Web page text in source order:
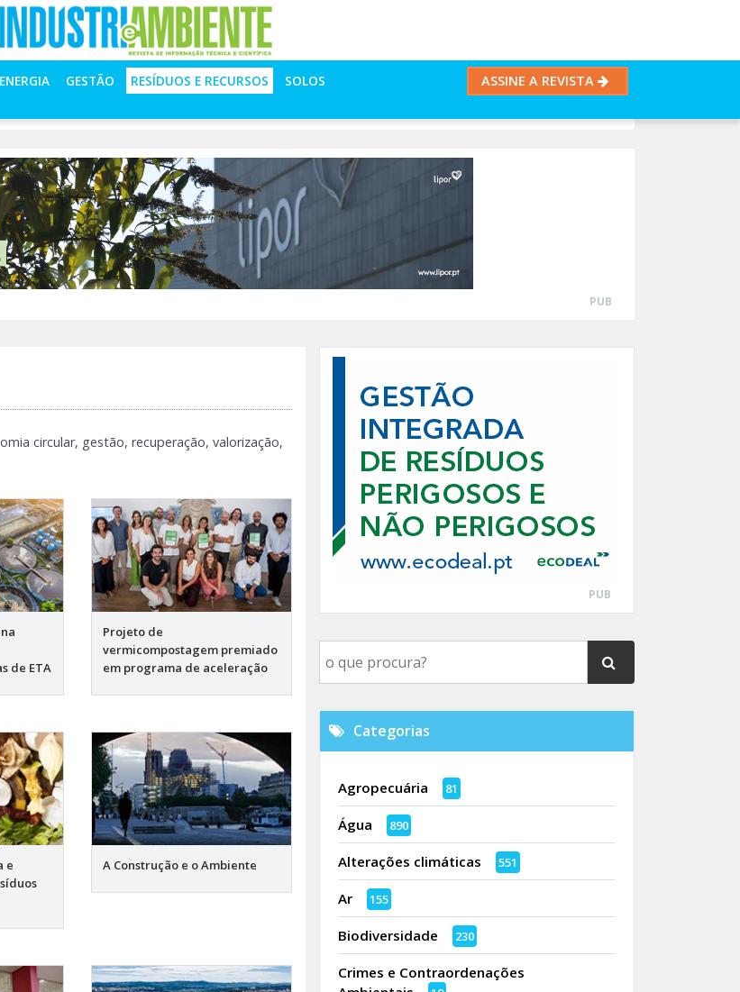
ENERGIA GESTÃO RESÍDUOS E RECURSOS
SOLOS
ASSINE A REVISTA
PUB
circular, gestão, recuperação, valorização,
de ETA
Projeto de
vermicompostagem premiado
em programa de aceleração
e
A Construção e o Ambiente
PUB
Categorias
Agropecuária 81
Água 890
Alterações climáticas 551
Ar 155
Biodiversidade 230
Crimes e Contraordenações